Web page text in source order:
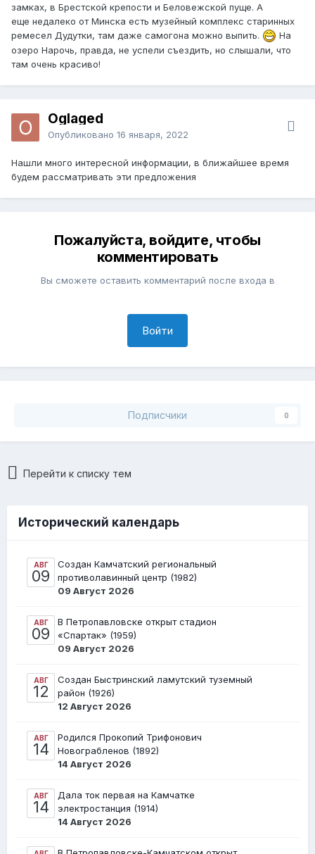
замках, в Брестской крепости и Беловежской пуще. А
еще недалеко от Минска есть музейный комплекс старинных
ремесел Дудутки, там даже самогона можно выпить.
На
озеро Нарочь, правда, не успели съездить, но слышали, что
там очень красиво!
Oglaged
Опубликовано 16 января, 2022
Нашли много интересной информации, в ближайшее время
будем рассматривать эти предложения
Пожалуйста, войдите, чтобы
комментировать
Вы сможете оставить комментарий после входа в
Войти
Подписчики 0
Перейти к списку тем
Исторический календарь
АВГ
09
Создан Камчатский региональный
противолавинный центр (1982)
09 Август 2026
АВГ
09
В Петропавловске открыт стадион
«Спартак» (1959)
09 Август 2026
АВГ
12
Создан Быстринский ламутский туземный
район (1926)
12 Август 2026
АВГ
14
Родился Прокопий Трифонович
Новограбленов (1892)
14 Август 2026
АВГ
14
Дала ток первая на Камчатке
электростанция (1914)
14 Август 2026